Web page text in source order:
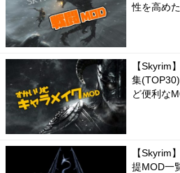
性を高め
【Skyrim
集
ど便利な
【Skyrim
提MOD一